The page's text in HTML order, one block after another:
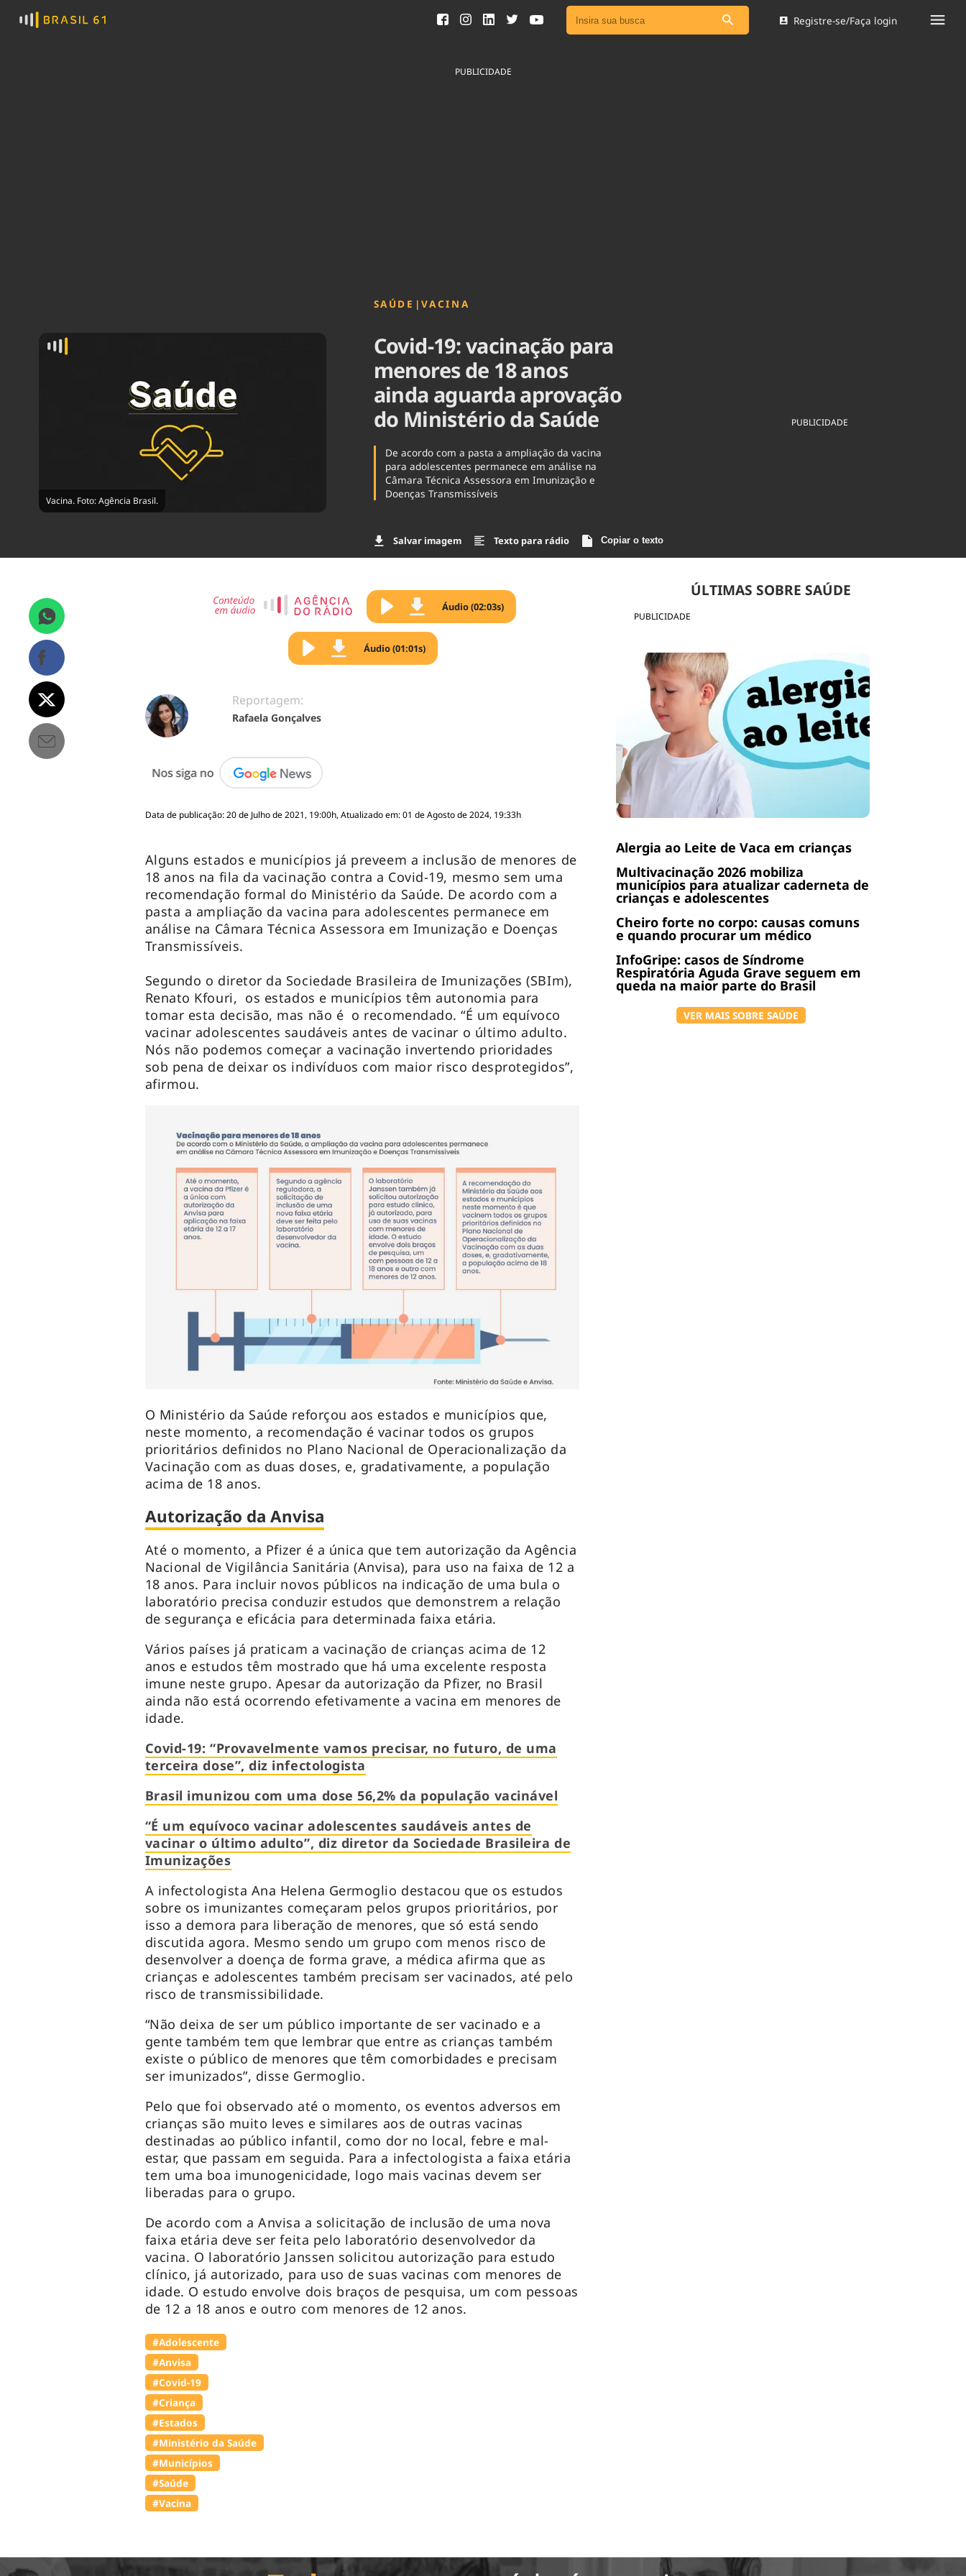
Ver todas as notícias
Brasil
Cinema
Comportamento
Registre-se/Faça login
PUBLICIDADE
Vacina. Foto: Agência Brasil.
SAÚDE |VACINA
Covid-19: vacinação para
menores de 18 anos
ainda aguarda aprovação
do Ministério da Saúde
De acordo com a pasta a ampliação da vacina
para adolescentes permanece em análise na
Câmara Técnica Assessora em Imunização e
Doenças Transmissíveis
Salvar imagem Texto para rádio Copiar o texto
PUBLICIDADE
PUBLICIDADE
ÚLTIMAS SOBRE SAÚDE
Alergia ao Leite de Vaca em crianças
Multivacinação 2026 mobiliza
municípios para atualizar caderneta de
crianças e adolescentes
Cheiro forte no corpo: causas comuns
e quando procurar um médico
InfoGripe: casos de Síndrome
Respiratória Aguda Grave seguem em
queda na maior parte do Brasil
VER MAIS SOBRE SAÚDE
Áudio (02:03s)
Áudio (01:01s)
Reportagem:
Rafaela Gonçalves
Data de publicação: 20 de Julho de 2021, 19:00h, Atualizado em: 01 de Agosto de 2024, 19:33h
Alguns estados e municípios já preveem a inclusão de menores de
18 anos na fila da vacinação contra a Covid-19, mesmo sem uma
recomendação formal do Ministério da Saúde. De acordo com a
pasta a ampliação da vacina para adolescentes permanece em
análise na Câmara Técnica Assessora em Imunização e Doenças
Transmissíveis.
Segundo o diretor da Sociedade Brasileira de Imunizações (SBIm),
Renato Kfouri, os estados e municípios têm autonomia para
tomar esta decisão, mas não é o recomendado. “É um equívoco
vacinar adolescentes saudáveis antes de vacinar o último adulto.
Nós não podemos começar a vacinação invertendo prioridades
sob pena de deixar os indivíduos com maior risco desprotegidos”,
afirmou.
O Ministério da Saúde reforçou aos estados e municípios que,
neste momento, a recomendação é vacinar todos os grupos
prioritários definidos no Plano Nacional de Operacionalização da
Vacinação com as duas doses, e, gradativamente, a população
acima de 18 anos.
Autorização da Anvisa
Até o momento, a Pfizer é a única que tem autorização da Agência
Nacional de Vigilância Sanitária (Anvisa), para uso na faixa de 12 a
18 anos. Para incluir novos públicos na indicação de uma bula o
laboratório precisa conduzir estudos que demonstrem a relação
de segurança e eficácia para determinada faixa etária.
Vários países já praticam a vacinação de crianças acima de 12
anos e estudos têm mostrado que há uma excelente resposta
imune neste grupo. Apesar da autorização da Pfizer, no Brasil
ainda não está ocorrendo efetivamente a vacina em menores de
idade.
Covid-19: “Provavelmente vamos precisar, no futuro, de uma
terceira dose”, diz infectologista
Brasil imunizou com uma dose 56,2% da população vacinável
“É um equívoco vacinar adolescentes saudáveis antes de
vacinar o último adulto”, diz diretor da Sociedade Brasileira de
Imunizações
A infectologista Ana Helena Germoglio destacou que os estudos
sobre os imunizantes começaram pelos grupos prioritários, por
isso a demora para liberação de menores, que só está sendo
discutida agora. Mesmo sendo um grupo com menos risco de
desenvolver a doença de forma grave, a médica afirma que as
crianças e adolescentes também precisam ser vacinados, até pelo
risco de transmissibilidade.
“Não deixa de ser um público importante de ser vacinado e a
gente também tem que lembrar que entre as crianças também
existe o público de menores que têm comorbidades e precisam
ser imunizados”, disse Germoglio.
Pelo que foi observado até o momento, os eventos adversos em
crianças são muito leves e similares aos de outras vacinas
destinadas ao público infantil, como dor no local, febre e mal-
estar, que passam em seguida. Para a infectologista a faixa etária
tem uma boa imunogenicidade, logo mais vacinas devem ser
liberadas para o grupo.
De acordo com a Anvisa a solicitação de inclusão de uma nova
faixa etária deve ser feita pelo laboratório desenvolvedor da
vacina. O laboratório Janssen solicitou autorização para estudo
clínico, já autorizado, para uso de suas vacinas com menores de
idade. O estudo envolve dois braços de pesquisa, um com pessoas
de 12 a 18 anos e outro com menores de 12 anos.
#Adolescente
#Anvisa
#Covid-19
#Criança
#Estados
#Ministério da Saúde
#Municípios
#Saúde
#Vacina